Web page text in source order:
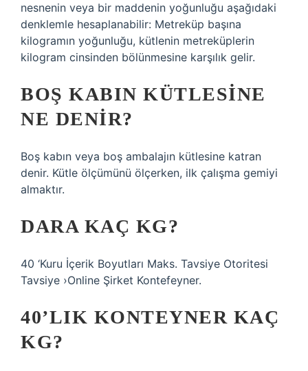
nesnenin veya bir maddenin yoğunluğu aşağıdaki
denklemle hesaplanabilir: Metreküp başına
kilogramın yoğunluğu, kütlenin metreküplerin
kilogram cinsinden bölünmesine karşılık gelir.
BOŞ KABIN KÜTLESINE
NE DENIR?
Boş kabın veya boş ambalajın kütlesine katran
denir. Kütle ölçümünü ölçerken, ilk çalışma gemiyi
almaktır.
DARA KAÇ KG?
40 ‘Kuru İçerik Boyutları Maks. Tavsiye Otoritesi
Tavsiye ›Online Şirket Kontefeyner.
40’LIK KONTEYNER KAÇ
KG?